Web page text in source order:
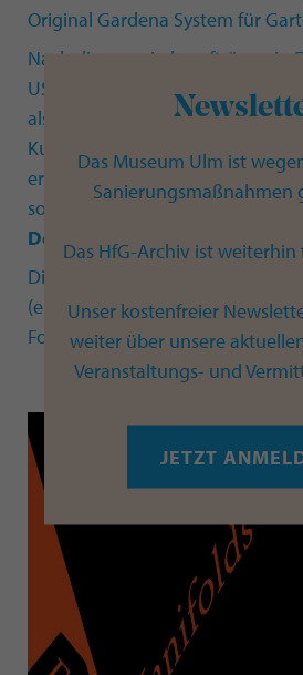
Original Gardena System für
Nach diversen Lehraufträgen in
USA, Finnland und Italien lehrte
als Dozent an der Hochschule für
Kunst Zürich und der Università
erhielt u.a. den
sowie den
Designpreis der
Deutschland
Die Ausstellung wird von einer
(engl./ital., 208 Seiten, 35 €, Hsg.
Fondazione d’arte Erich
Das Museum Ulm ist
Sanierungsmaßnahmen
Das HfG-Archiv ist
Unser kostenfreier
weiter über unsere
Veranstaltungs- und
JETZT